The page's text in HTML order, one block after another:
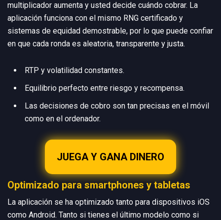
multiplicador aumenta y usted decide cuándo cobrar. La
aplicación funciona con el mismo RNG certificado y
sistemas de equidad demostrable, por lo que puede confiar
en que cada ronda es aleatoria, transparente y justa.
RTP y volatilidad constantes.
Equilibrio perfecto entre riesgo y recompensa.
Las decisiones de cobro son tan precisas en el móvil
como en el ordenador.
JUEGA Y GANA DINERO
Optimizado para smartphones y tabletas
La aplicación se ha optimizado tanto para dispositivos iOS
como Android. Tanto si tienes el último modelo como si